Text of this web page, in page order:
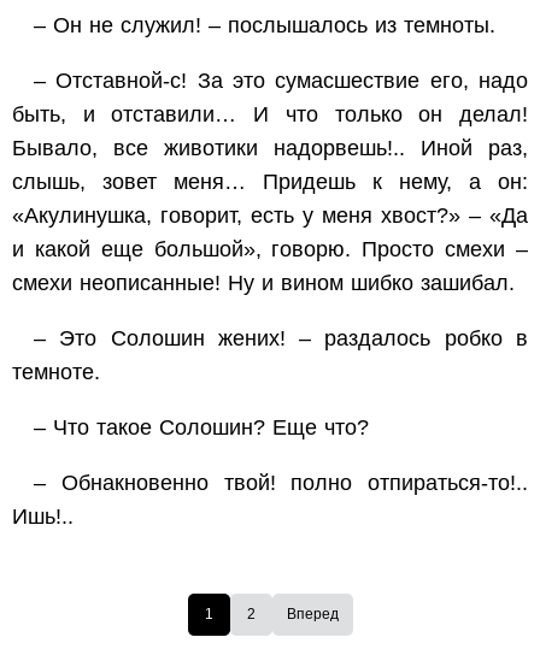
– Он не служил! – послышалось из темноты.
– Отставной-с! За это сумасшествие его, надо
быть, и отставили… И что только он делал!
Бывало, все животики надорвешь!.. Иной раз,
слышь, зовет меня… Придешь к нему, а он:
«Акулинушка, говорит, есть у меня хвост?» – «Да
и какой еще большой», говорю. Просто смехи –
смехи неописанные! Ну и вином шибко зашибал.
– Это Солошин жених! – раздалось робко в
темноте.
– Что такое Солошин? Еще что?
– Обнакновенно твой! полно отпираться-то!..
Ишь!..
1 2 Вперед